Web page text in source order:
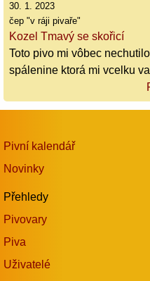
30. 1. 2023
čep "v ráji pivaře"
Kozel Tmavý se skořicí
Toto pivo mi vôbec
spálenine ktorá mi vcelku
Pivní kalendář
Novinky
Přehledy
Pivovary
Piva
Uživatelé